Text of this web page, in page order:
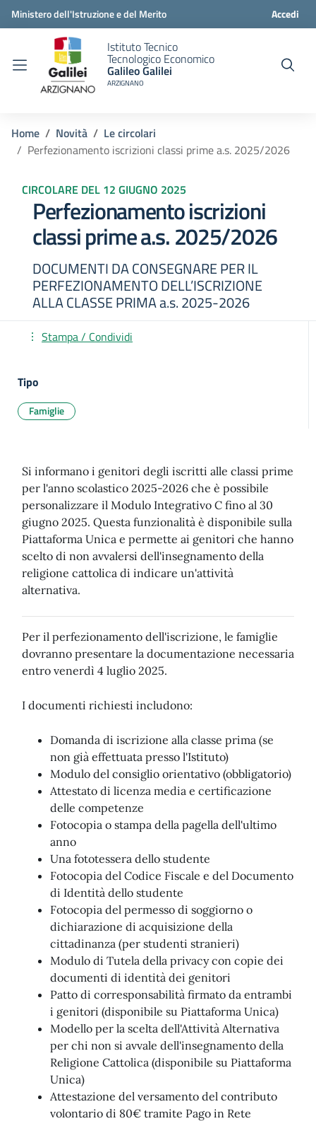
Ministero dell'Istruzione e del Merito Accedi
Istituto Tecnico
Tecnologico Economico
Galileo Galilei
ARZIGNANO
Home Novità
Le circolari
Perfezionamento iscrizioni classi prime a.s. 2025/2026
CIRCOLARE DEL 12 GIUGNO 2025
Perfezionamento iscrizioni
classi prime a.s. 2025/2026
DOCUMENTI DA CONSEGNARE PER IL
PERFEZIONAMENTO DELL’ISCRIZIONE
ALLA CLASSE PRIMA a.s. 2025-2026
Stampa / Condividi
Tipo
Famiglie
Si informano i genitori degli iscritti alle classi prime
per l'anno scolastico 2025-2026 che è possibile
personalizzare il Modulo Integrativo C fino al 30
giugno 2025. Questa funzionalità è disponibile sulla
Piattaforma Unica e permette ai genitori che hanno
scelto di non avvalersi dell'insegnamento della
religione cattolica di indicare un'attività
alternativa.
Per il perfezionamento dell'iscrizione, le famiglie
dovranno presentare la documentazione necessaria
entro venerdì 4 luglio 2025.
I documenti richiesti includono:
Domanda di iscrizione alla classe prima (se
non già effettuata presso l'Istituto)
Modulo del consiglio orientativo (obbligatorio)
Attestato di licenza media e certificazione
delle competenze
Fotocopia o stampa della pagella dell'ultimo
anno
Una fototessera dello studente
Fotocopia del Codice Fiscale e del Documento
di Identità dello studente
Fotocopia del permesso di soggiorno o
dichiarazione di acquisizione della
cittadinanza (per studenti stranieri)
Modulo di Tutela della privacy con copie dei
documenti di identità dei genitori
Patto di corresponsabilità firmato da entrambi
i genitori (disponibile su Piattaforma Unica)
Modello per la scelta dell'Attività Alternativa
per chi non si avvale dell'insegnamento della
Religione Cattolica (disponibile su Piattaforma
Unica)
Attestazione del versamento del contributo
volontario di 80€ tramite Pago in Rete